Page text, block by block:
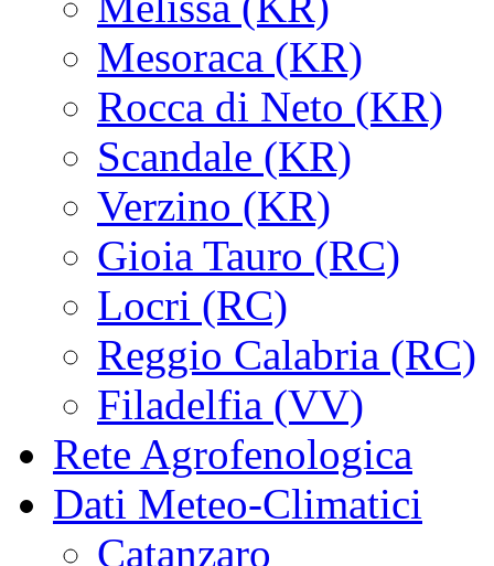
Mesoraca (KR)
Rocca di Neto (KR)
Scandale (KR)
Verzino (KR)
Gioia Tauro (RC)
Locri (RC)
Reggio Calabria (RC)
Filadelfia (VV)
Rete Agrofenologica
Dati Meteo-Climatici
Catanzaro